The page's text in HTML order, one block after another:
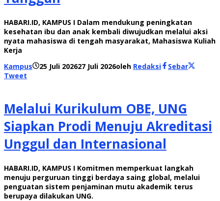
HABARI.ID, KAMPUS I Dalam mendukung peningkatan
kesehatan ibu dan anak kembali diwujudkan melalui aksi
nyata mahasiswa di tengah masyarakat, Mahasiswa Kuliah
Kerja
Kampus
25 Juli 202627 Juli 2026oleh Redaksi
Sebar
Tweet
Melalui Kurikulum OBE, UNG
Siapkan Prodi Menuju Akreditasi
Unggul dan Internasional
HABARI.ID, KAMPUS I Komitmen memperkuat langkah
menuju perguruan tinggi berdaya saing global, melalui
penguatan sistem penjaminan mutu akademik terus
berupaya dilakukan UNG.